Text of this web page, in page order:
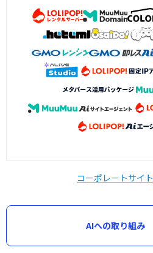
コーポレートサイト
AIへの取り組み